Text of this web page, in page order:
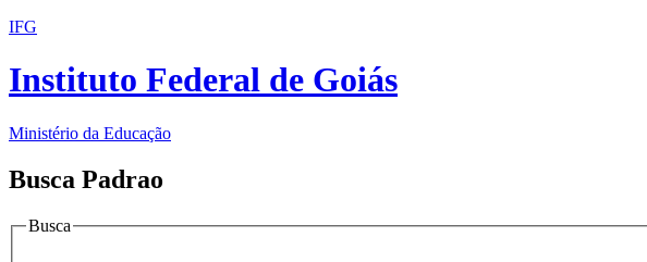
IFG
Instituto Federal de Goiás
Ministério da Educação
Busca Padrao
Busca